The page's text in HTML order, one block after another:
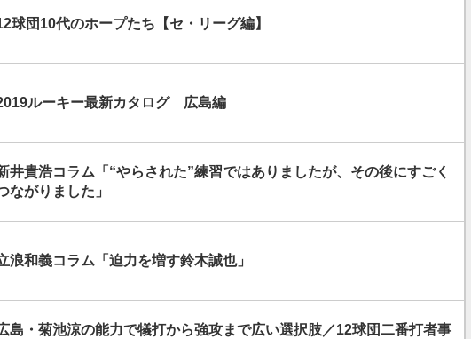
球団10代のホープたち【セ・リーグ編】
ルーキー最新カタログ 広島編
井貴浩コラム「“やらされた”練習ではありましたが、その後にすごく
ながりました」
浪和義コラム「迫力を増す鈴木誠也」
島・菊池涼の能力で犠打から強攻まで広い選択肢／12球団二番打者事